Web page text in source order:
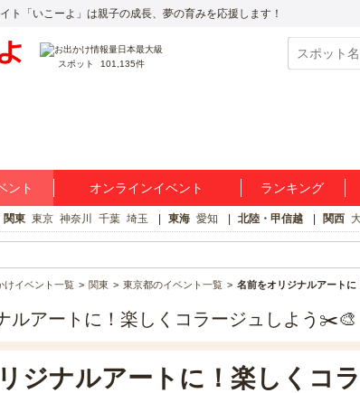
ト「いこーよ」は親子の成長、夢の育みを応援します！
スポット 101,135件
ント オンラインイベント ランキング
関東 東京 神奈川 千葉 埼玉 東海 愛知 北陸・甲信越 関西
けイベント一覧 関東 東京都のイベント一覧 名前をオリジナルアート
ルアートに！楽しくコラージュしよう
ジナルアートに！楽しくコ